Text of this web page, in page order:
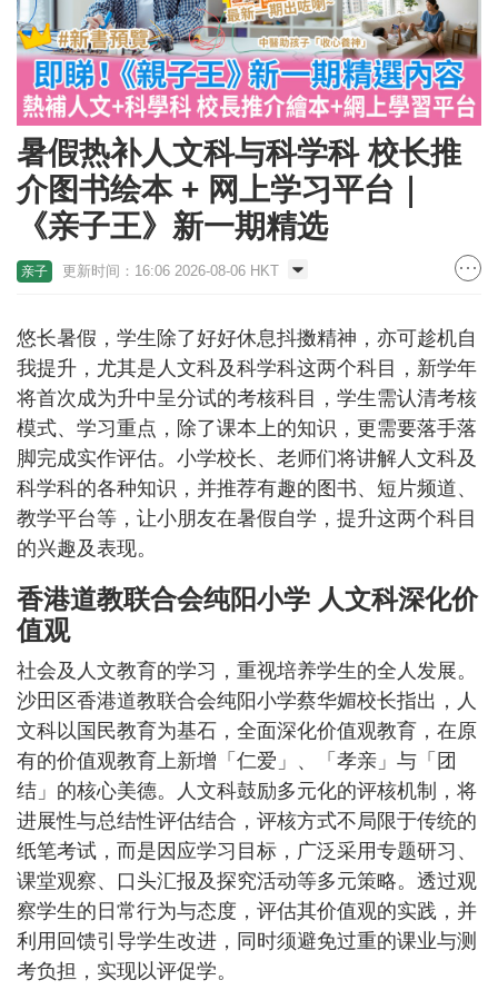
暑假热补人文科与科学科 校长推
介图书绘本 + 网上学习平台｜
《亲子王》新一期精选
亲子 更新时间：16:06 2026-08-06 HKT
悠长暑假，学生除了好好休息抖擞精神，亦可趁机自
我提升，尤其是人文科及科学科这两个科目，新学年
将首次成为升中呈分试的考核科目，学生需认清考核
模式、学习重点，除了课本上的知识，更需要落手落
脚完成实作评估。小学校长、老师们将讲解人文科及
科学科的各种知识，并推荐有趣的图书、短片频道、
教学平台等，让小朋友在暑假自学，提升这两个科目
的兴趣及表现。
香港道教联合会纯阳小学 人文科深化价
值观
社会及人文教育的学习，重视培养学生的全人发展。
沙田区香港道教联合会纯阳小学蔡华媚校长指出，人
文科以国民教育为基石，全面深化价值观教育，在原
有的价值观教育上新增「仁爱」、「孝亲」与「团
结」的核心美德。人文科鼓励多元化的评核机制，将
进展性与总结性评估结合，评核方式不局限于传统的
纸笔考试，而是因应学习目标，广泛采用专题研习、
课堂观察、口头汇报及探究活动等多元策略。透过观
察学生的日常行为与态度，评估其价值观的实践，并
利用回馈引导学生改进，同时须避免过重的课业与测
考负担，实现以评促学。